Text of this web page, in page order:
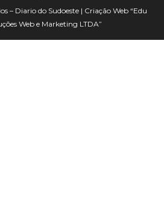
– Diario do Sudoeste | Criação Web “Edu
Web e Marketing LTDA”